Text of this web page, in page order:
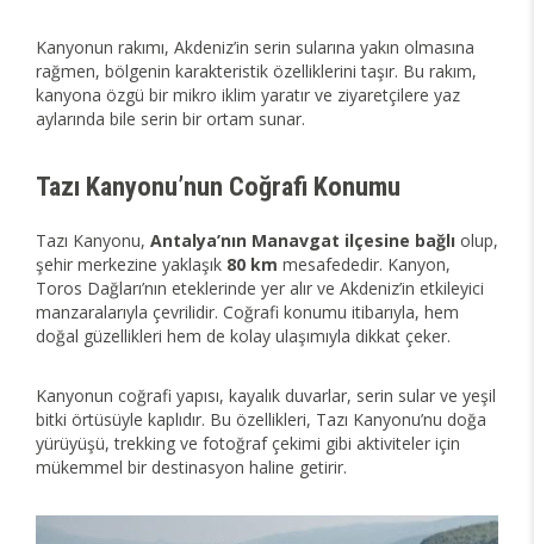
Kanyonun rakımı, Akdeniz’in serin sularına yakın olmasına
rağmen, bölgenin karakteristik özelliklerini taşır. Bu rakım,
kanyona özgü bir mikro iklim yaratır ve ziyaretçilere yaz
aylarında bile serin bir ortam sunar.
Tazı Kanyonu’nun Coğrafi Konumu
Tazı Kanyonu, Antalya’nın Manavgat ilçesine bağlı olup,
şehir merkezine yaklaşık 80 km mesafededir. Kanyon,
Toros Dağları’nın eteklerinde yer alır ve Akdeniz’in etkileyici
manzaralarıyla çevrilidir. Coğrafi konumu itibarıyla, hem
doğal güzellikleri hem de kolay ulaşımıyla dikkat çeker.
Kanyonun coğrafi yapısı, kayalık duvarlar, serin sular ve yeşil
bitki örtüsüyle kaplıdır. Bu özellikleri, Tazı Kanyonu’nu doğa
yürüyüşü, trekking ve fotoğraf çekimi gibi aktiviteler için
mükemmel bir destinasyon haline getirir.